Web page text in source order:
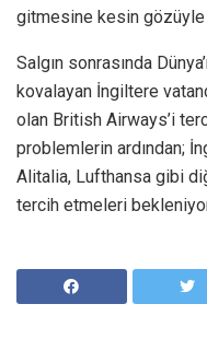
gitmesine kesin gözüyle
Salgın sonrasında
kovalayan İngiltere
olan British Airways’i
problemlerin ardından;
Alitalia, Lufthansa gibi
tercih etmeleri